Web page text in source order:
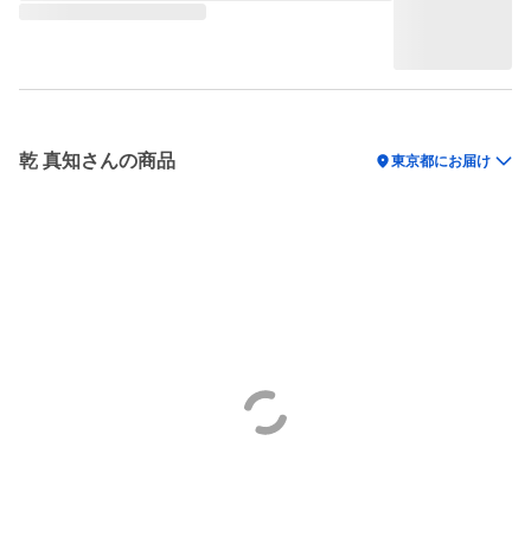
乾 真知さんの商品 location_on東京都にお届け